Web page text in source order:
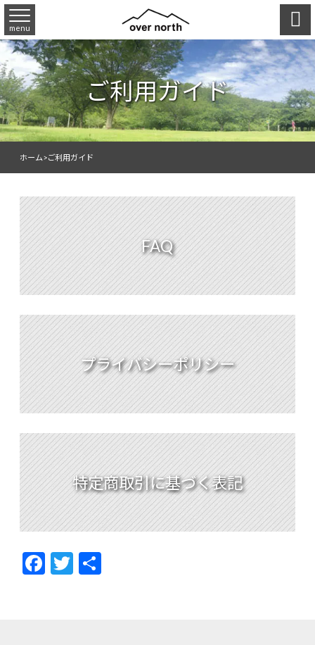
menu 
ご利用ガイド
ホーム>ご利用ガイド
FAQ
プライバシーポリシー
特定商取引に基づく表記
F
ac
T
w